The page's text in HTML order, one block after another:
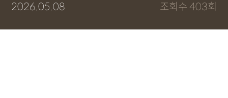
2026.05.08 조회수 403회